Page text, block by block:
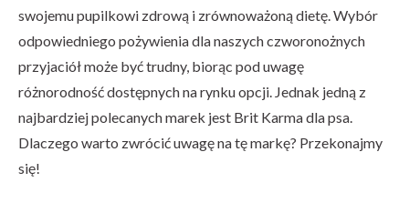
swojemu pupilkowi zdrową i zrównoważoną dietę. Wybór
odpowiedniego pożywienia dla naszych czworonożnych
przyjaciół może być trudny, biorąc pod uwagę
różnorodność dostępnych na rynku opcji. Jednak jedną z
najbardziej polecanych marek jest Brit Karma dla psa.
Dlaczego warto zwrócić uwagę na tę markę? Przekonajmy
się!